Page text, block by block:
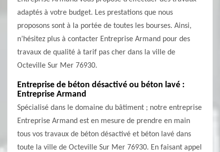
adaptés à votre budget. Les prestations que nous
proposons sont à la portée de toutes les bourses. Ainsi,
n’hésitez plus à contacter Entreprise Armand pour des
travaux de qualité à tarif pas cher dans la ville de
Octeville Sur Mer 76930.
Entreprise de béton désactivé ou béton lavé :
Entreprise Armand
Spécialisé dans le domaine du bâtiment ; notre entreprise
Entreprise Armand est en mesure de prendre en main
tous vos travaux de béton désactivé et béton lavé dans
toute la ville de Octeville Sur Mer 76930. En faisant appel